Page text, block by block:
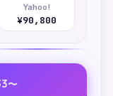
Yahoo!
¥90,800
〜